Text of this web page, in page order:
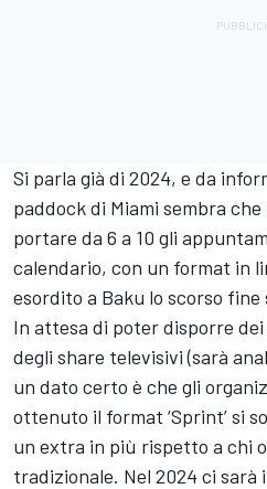
Si parla già di 2024, e da
paddock di Miami sembra
portare da 6 a 10 gli
calendario, con un format in
esordito a Baku lo scorso fine
In attesa di poter disporre
degli share televisivi (sarà
un dato certo è che gli
ottenuto il format ‘Sprint’ si
un extra in più rispetto a chi
tradizionale. Nel 2024 ci sarà